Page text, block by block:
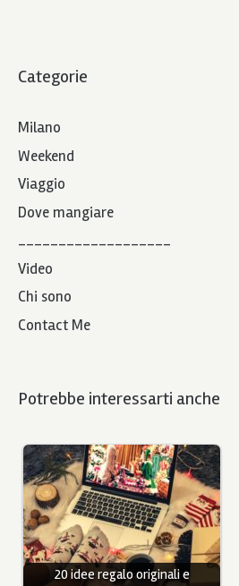
Categorie
Milano
Weekend
Viaggio
Dove mangiare
___________________
Video
Chi sono
Contact Me
Potrebbe interessarti anche
20 idee regalo originali e